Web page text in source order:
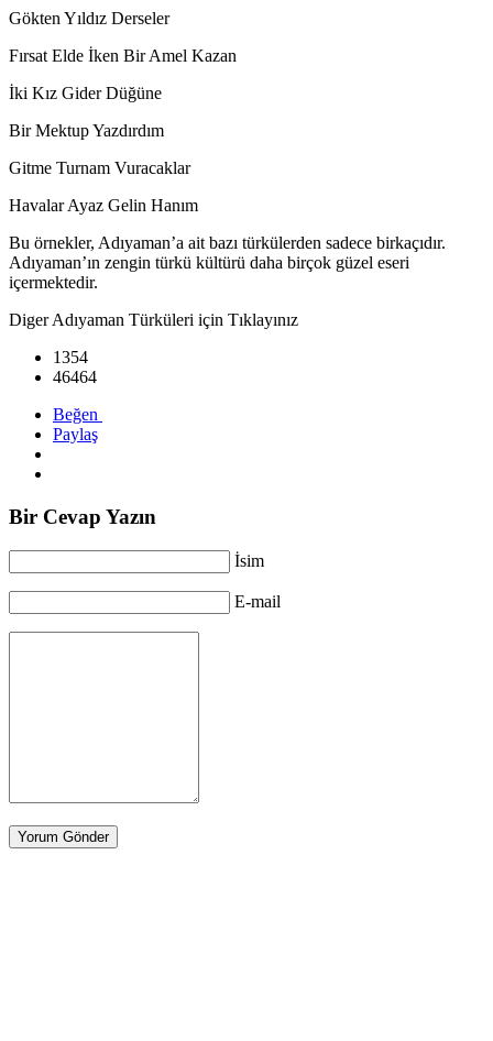
Gökten Yıldız Derseler
Fırsat Elde İken Bir Amel Kazan
İki Kız Gider Düğüne
Bir Mektup Yazdırdım
Gitme Turnam Vuracaklar
Havalar Ayaz Gelin Hanım
Bu örnekler, Adıyaman’a ait bazı türkülerden sadece birkaçıdır.
Adıyaman’ın zengin türkü kültürü daha birçok güzel eseri
içermektedir.
Diger Adıyaman Türküleri için Tıklayınız
1354
46464
Beğen
Paylaş
Bir Cevap Yazın
İsim
E-mail